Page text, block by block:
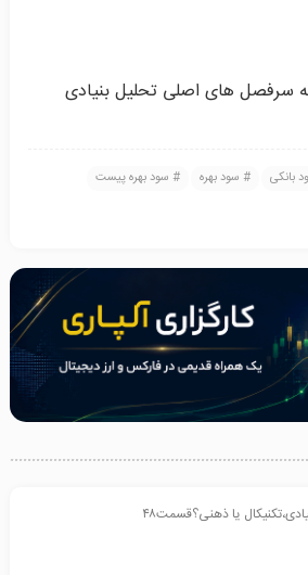
سرفصل های اصلی تحلیل بنیادی
بانکی سود بهره
سود بهره پیست
یا ذهنی؟قسمت۴۸